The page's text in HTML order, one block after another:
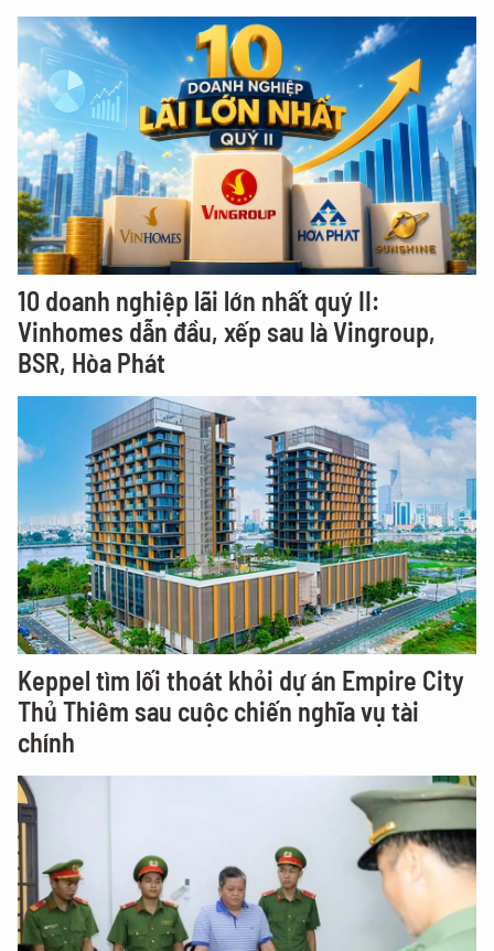
10 doanh nghiệp lãi lớn nhất quý II:
Vinhomes dẫn đầu, xếp sau là Vingroup,
BSR, Hòa Phát
Keppel tìm lối thoát khỏi dự án Empire City
Thủ Thiêm sau cuộc chiến nghĩa vụ tài
chính